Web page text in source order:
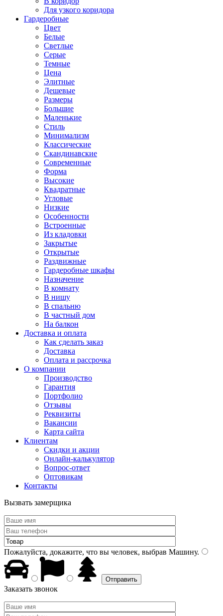
Для узкого коридора
Гардеробные
Цвет
Белые
Светлые
Серые
Темные
Цена
Элитные
Дешевые
Размеры
Большие
Маленькие
Стиль
Минимализм
Классические
Скандинавские
Современные
Форма
Высокие
Квадратные
Угловые
Низкие
Особенности
Встроенные
Из кладовки
Закрытые
Открытые
Раздвижные
Гардеробные шкафы
Назначение
В комнату
В нишу
В спальню
В частный дом
На балкон
Доставка и оплата
Как сделать заказ
Доставка
Оплата и рассрочка
О компании
Производство
Гарантия
Портфолио
Отзывы
Реквизиты
Вакансии
Карта сайта
Клиентам
Скидки и акции
Онлайн-калькулятор
Вопрос-ответ
Оптовикам
Контакты
Вызвать замерщика
Пожалуйста, докажите, что вы человек, выбрав Машину.
Заказать звонок